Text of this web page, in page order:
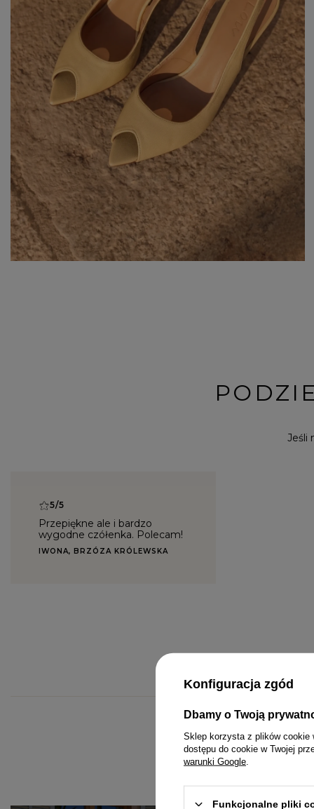
Jeśli
5/5
Przepiękne ale i bardzo
wygodne czółenka. Polecam!
IWONA, BRZÓZA KRÓLEWSKA
Konfiguracja zgód
Dbamy o Twoją
Sklep korzysta z plików cookie
dostępu do cookie w Twojej
warunki Google
Funkcjonalne pliki